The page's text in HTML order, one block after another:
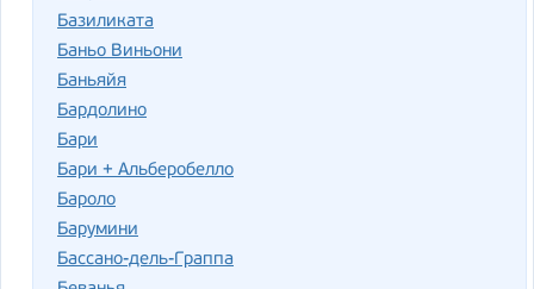
Базиликата
Баньо Виньони
Баньяйя
Бардолино
Бари
Бари + Альберобелло
Бароло
Барумини
Бассано-дель-Граппа